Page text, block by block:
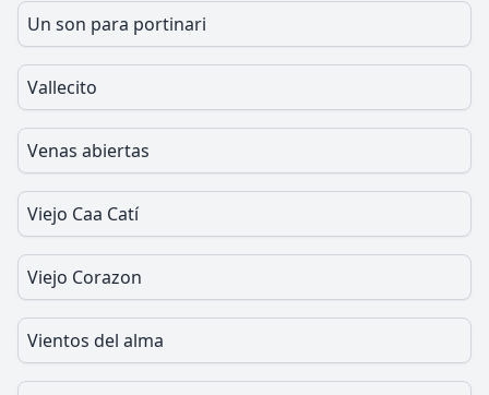
Un son para portinari
Vallecito
Venas abiertas
Viejo Caa Catí
Viejo Corazon
Vientos del alma